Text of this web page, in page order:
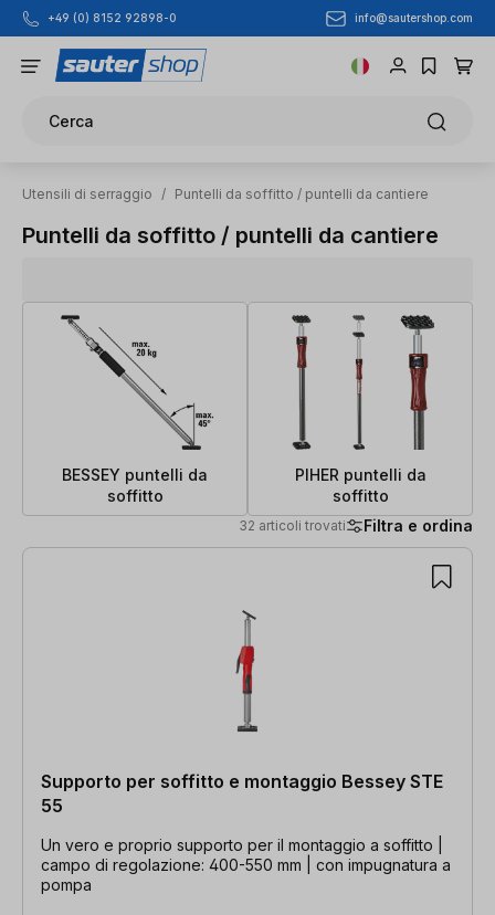
Passa al contenuto principale
+49 (0) 8152 92898-0 info@sautershop.com
Cerca
Utensili di serraggio / Puntelli da soffitto / puntelli da cantiere
Puntelli da soffitto / puntelli da cantiere
BESSEY puntelli da
soffitto
PIHER puntelli da
soffitto
32 articoli trovati Filtra e ordina
32 articoli trovati
Supporto per soffitto e montaggio Bessey STE
55
Un vero e proprio supporto per il montaggio a soffitto |
campo di regolazione: 400-550 mm | con impugnatura a
pompa